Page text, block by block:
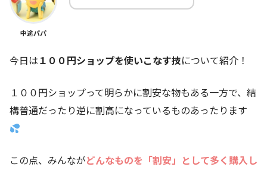
中途パパ
今日は１００円ショップを使いこなす技について紹介！
１００円ショップって明らかに割安な物もある一方で、結
構普通だったり逆に割高になっているものあったります
この点、みんながどんなものを「割安」として多く購入し